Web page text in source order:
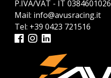
P.IVA/VAT - IT
Mail: info@avusracing.it
Tel: +39 0423 721516